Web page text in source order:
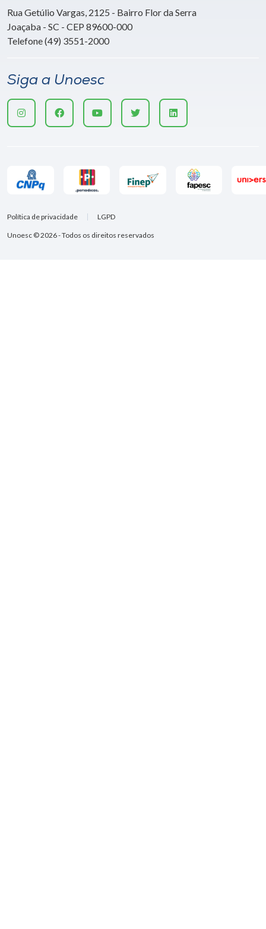
Rua Getúlio Vargas, 2125 - Bairro Flor da Serra
Joaçaba - SC - CEP 89600-000
Telefone (49) 3551-2000
Siga a Unoesc
Unoesc © 2026 - Todos os direitos reservados
Política de privacidade LGPD